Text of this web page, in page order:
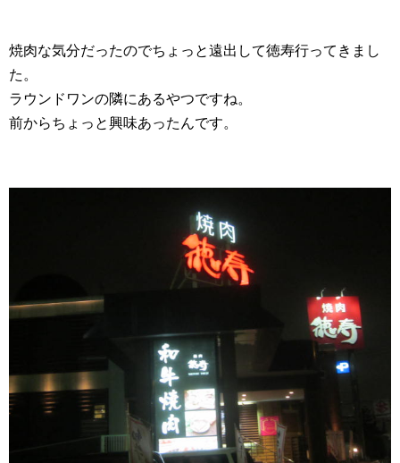
焼肉な気分だったのでちょっと遠出して徳寿行ってきまし
た。
ラウンドワンの隣にあるやつですね。
前からちょっと興味あったんです。